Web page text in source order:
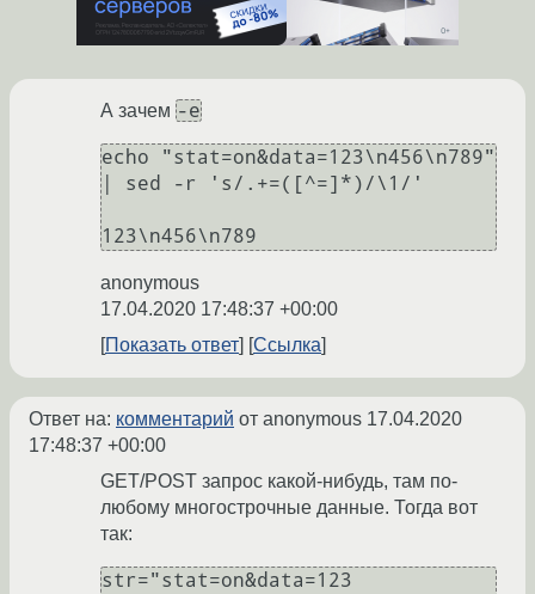
А зачем -e
echo "stat=on&data=123\n456\n789"
| sed -r 's/.+=([^=]*)/\1/'
anonymous
17.04.2020 17:48:37 +00:00
Показать ответ
Ссылка
Ответ на: комментарий от anonymous 17.04.2020
17:48:37 +00:00
GET/POST запрос какой-нибудь, там по-
любому многострочные данные. Тогда вот
так:
str="stat=on&data=123